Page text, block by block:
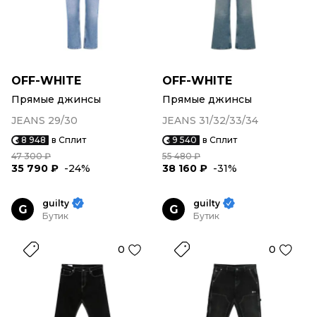
OFF-WHITE
Прямые джинсы
JEANS 29/30
8 948 в Сплит
47 300 ₽
35 790 ₽ -24%
OFF-WHITE
Прямые джинсы
JEANS 31/32/33/34
9 540 в Сплит
55 480 ₽
38 160 ₽ -31%
G
guilty
Бутик
0
G
guilty
Бутик
0